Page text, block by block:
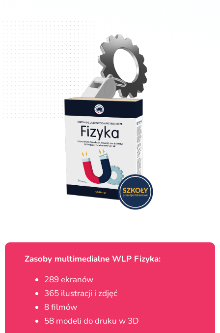
Zasoby multimedialne WLP Fizyka:
289 ekranów
365 ilustracji i zdjęć
8 filmów
58 modeli do druku w 3D